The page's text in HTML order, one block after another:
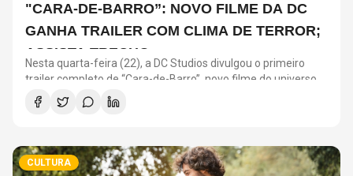
"CARA-DE-BARRO”: NOVO FILME DA DC
GANHA TRAILER COM CLIMA DE TERROR;
ASSISTA TRECHO
Nesta quarta-feira (22), a DC Studios divulgou o primeiro
trailer completo de “Cara-de-Barro”, novo filme do universo
da produtora nos cinemas.
CULTURA